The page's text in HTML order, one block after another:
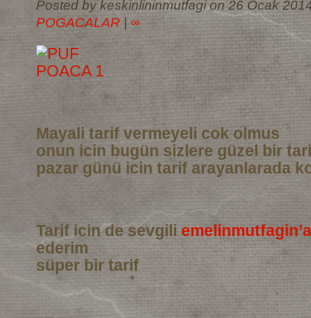
Posted by keskinlininmutfagi on 26 Ocak
POGACALAR
∞
Mayali tarif vermeyeli cok olmus
onun icin bugün sizlere güzel bir
pazar günü icin tarif arayanlarada
Tarif icin de sevgiliemelinmutfagin’a
ederim
süper bir tarif